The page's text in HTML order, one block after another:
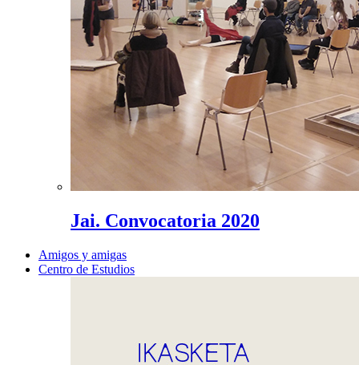
Jai. Convocatoria 2020
Amigos y amigas
Centro de Estudios